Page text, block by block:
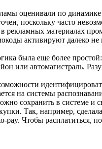
оценивали по
поскольку часто
материалах
активируют далеко не
была еще более
или автомагистраль.
на системы
сохранить в системе
Так, например,
pay. Чтобы расплатиться,